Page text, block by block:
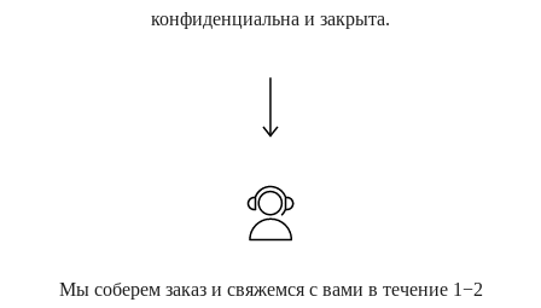
конфиденциальна и закрыта.
Мы соберем заказ и свяжемся с вами в течение 1−2